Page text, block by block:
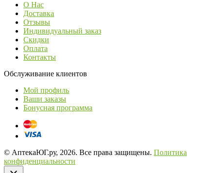
О Нас
Доставка
Отзывы
Индивидуальный заказ
Скидки
Оплата
Контакты
Обслуживание клиентов
Мой профиль
Ваши заказы
Бонусная программа
© АптекаЮГ.ру, 2026. Все права защищены. Политика
конфиденциальности